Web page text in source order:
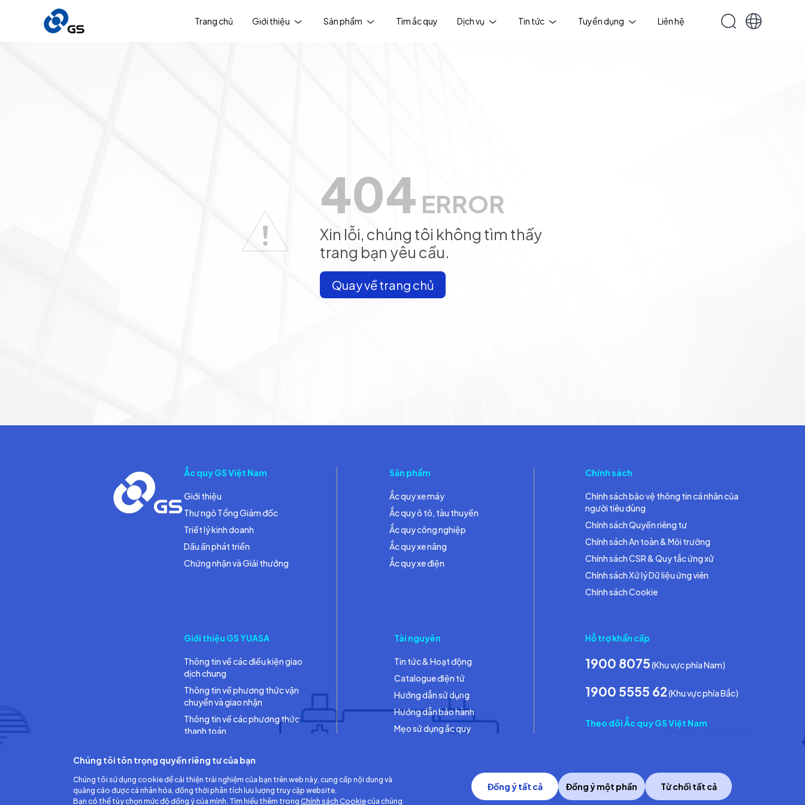
Trang chủ Giới thiệu Sản phẩm Tìm ắc quy Dịch vụ Tin tức Tuyển dụng Liên hệ
404 ERROR
Xin lỗi, chúng tôi không tìm thấy
trang bạn yêu cầu.
Quay về trang chủ
Ắc quy GS Việt Nam
Giới thiệu
Thư ngỏ Tổng Giám đốc
Triết lý kinh doanh
Dấu ấn phát triển
Chứng nhận và Giải thưởng
Sản phẩm
Ắc quy xe máy
Ắc quy ô tô, tàu thuyền
Ắc quy công nghiệp
Ắc quy xe nâng
Ắc quy xe điện
Chính sách
Chính sách bảo vệ thông tin cá nhân của
người tiêu dùng
Chính sách Quyền riêng tư
Chính sách An toàn & Môi trường
Chính sách CSR & Quy tắc ứng xử
Chính sách Xử lý Dữ liệu ứng viên
Chính sách Cookie
Giới thiệu GS YUASA
Thông tin về các điều kiện giao
dịch chung
Thông tin về phương thức vận
chuyển và giao nhận
Thông tin về các phương thức
thanh toán
Tài nguyên
Tin tức & Hoạt động
Catalogue điện tử
Hướng dẫn sử dụng
Hướng dẫn bảo hành
Mẹo sử dụng ắc quy
Hỗ trợ khẩn cấp
1900 8075(Khu vực phía Nam)
1900 5555 62(Khu vực phía Bắc)
Theo dõi Ắc quy GS Việt Nam
Công ty TNHH Ắc quy GS Việt Nam Copyright © 2014 GS Battery Vietnam Co., Ltd
Chúng tôi tôn trọng quyền riêng tư của bạn
Chúng tôi sử dụng cookie để cải thiện trải nghiệm của bạn trên web này, cung cấp nội dung và
quảng cáo được cá nhân hóa, đồng thời phân tích lưu lượng truy cập website.
Bạn có thể tùy chọn mức độ đồng ý của mình. Tìm hiểu thêm trong Chính sách Cookiecủa chúng
Đồng ý tất cả Đồng ý một phần Từ chối tất cả